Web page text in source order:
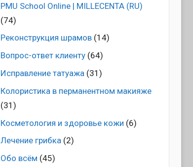
PMU School Online | MILLECENTA (RU)
(74)
Pеконструкция шрамов(14)
Вопрос-ответ клиенту(64)
Исправление татуажа (31)
Колористика в перманентном макияже
(31)
Косметология и здоровье кожи (6)
Лечение грибка(2)
Обо всём (45)